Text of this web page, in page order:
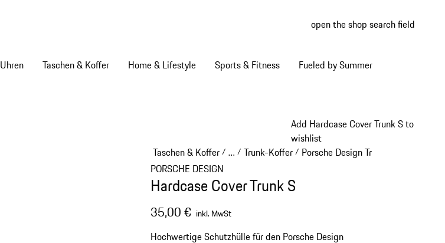
open the shop search field
Uhren Taschen & Koffer Home & Lifestyle Sports & Fitness Fueled by Summer
Add Hardcase Cover Trunk S to
wishlist
Taschen & Koffer/ …
Reveal collapsed breadcrumb items
/ Trunk-Koffer/ Porsche Design Trunk-Koffer
PORSCHE DESIGN
Hardcase Cover Trunk S
35,00 € inkl. MwSt
Hochwertige Schutzhülle für den Porsche Design